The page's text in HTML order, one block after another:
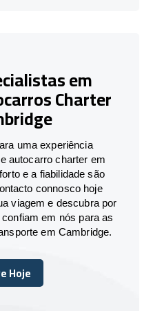
em
Charter
uma experiência
autocarro charter em
e a fiabilidade são
connosco hoje
viagem e descubra por
em nós para as
em Cambridge.
Hoje
Hoje